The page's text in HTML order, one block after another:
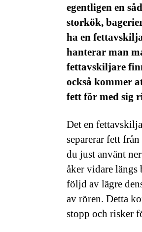
egentligen en
storkök,
ha en
hanterar man
fettavskiljare
också kommer
fett för med sig
Det en
separerar fett
du just använt
åker vidare längs
följd av lägre
av rören. Detta
stopp och risker